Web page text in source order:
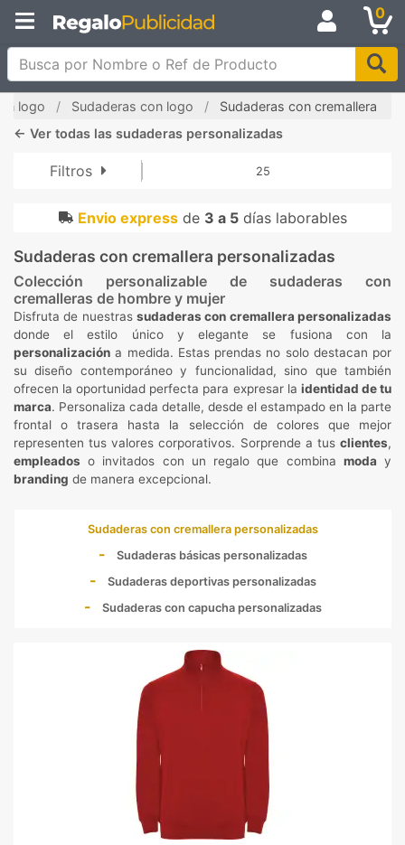
0
Busca por Nombre o Ref de Producto
logo Sudaderas con logo
Sudaderas con cremallera
← Ver todas las sudaderas personalizadas
Filtros 25
Envio expressde 3 a 5días laborables
Sudaderas con cremallera personalizadas
Colección personalizable de sudaderas con
cremalleras de hombre y mujer
Disfruta de nuestras sudaderas con cremallera personalizadas
donde el estilo único y elegante se fusiona con la
personalización a medida. Estas prendas no solo destacan por
su diseño contemporáneo y funcionalidad, sino que también
ofrecen la oportunidad perfecta para expresar la identidad de tu
marca. Personaliza cada detalle, desde el estampado en la parte
frontal o trasera hasta la selección de colores que mejor
representen tus valores corporativos. Sorprende a tus clientes,
empleados o invitados con un regalo que combina moda y
branding de manera excepcional.
Sudaderas con cremallera personalizadas
Sudaderas básicas personalizadas
Sudaderas deportivas personalizadas
Sudaderas con capucha personalizadas